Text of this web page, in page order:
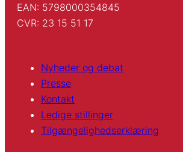
EAN: 5798000354845
CVR: 23 15 51 17
Nyheder og debat
Presse
Kontakt
Ledige stillinger
Tilgængelighedserklæring